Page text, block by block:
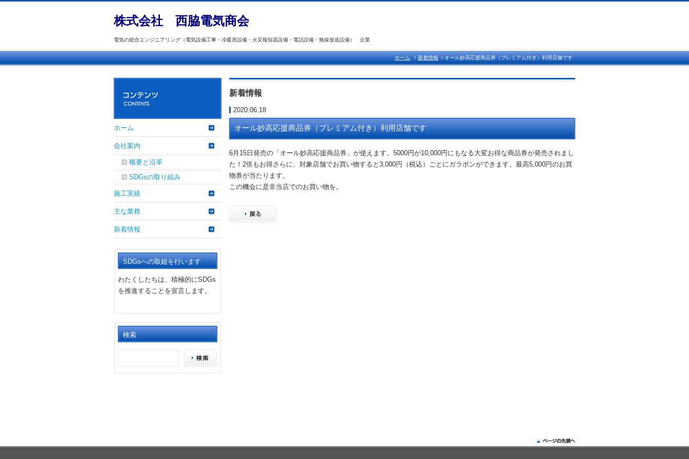
株式会社 西脇電気商会
電気の総合エンジニアリング（電気設備工事・冷暖房設備・火災報知器設備・電話設備・無線放送設備） 企業
ホーム 新着情報 オール妙高応援商品券（プレミアム付き）利用店舗です
新着情報
2020.06.18
オール妙高応援商品券（プレミアム付き）利用店舗です
6月15日発売の「オール妙高応援商品券」が使えます。5000円が10,000円にもなる大変お得な商品券が発売されまし
た！2倍もお得さらに、対象店舗でお買い物すると3,000円（税込）ごとにガラポンができます。最高5,000円のお買
物券が当たります。
この機会に是非当店でのお買い物を。
ホーム
会社案内
概要と沿革
SDGsの取り組み
施工実績
主な業務
新着情報
SDGsへの取組を行います
わたくしたちは、積極的にSDGs
を推進することを宣言します。
検索